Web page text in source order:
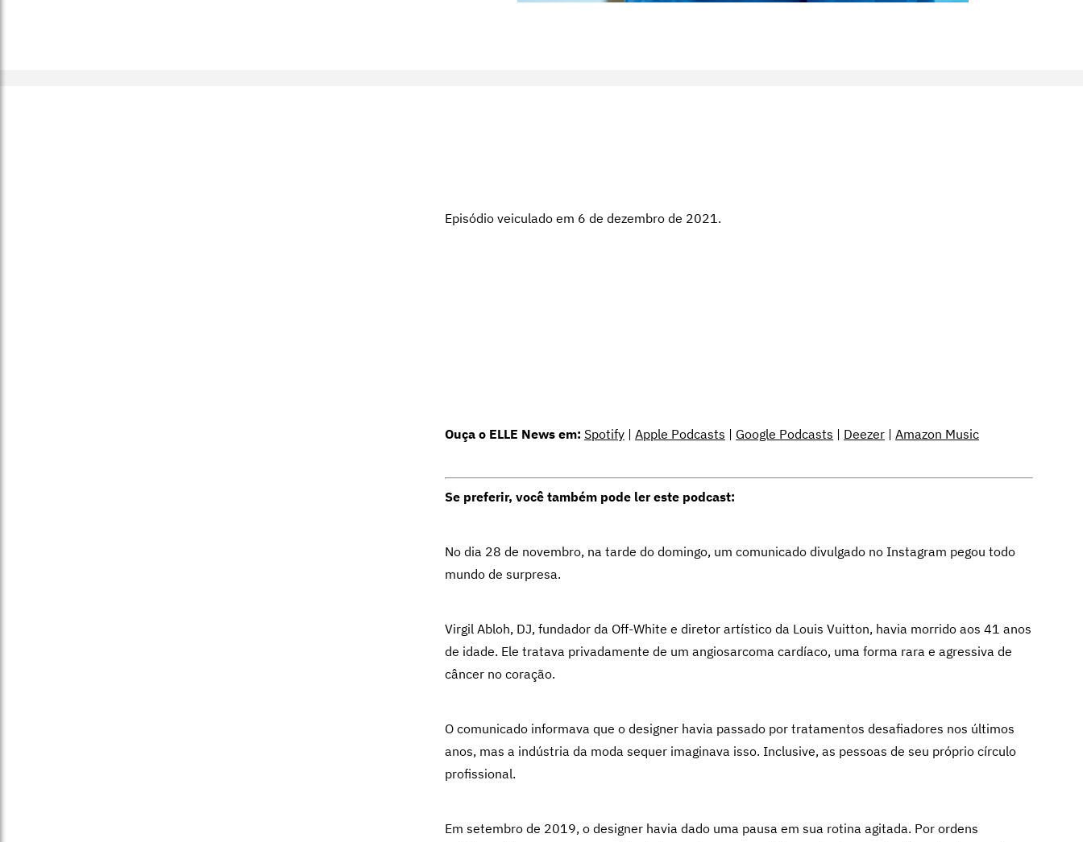
Episódio veiculado em 6 de dezembro de 2021.
Ouça o ELLE News em: Spotify | Apple Podcasts | Google Podcasts | Deezer | Amazon Music
Se preferir, você também pode ler este podcast:
No dia 28 de novembro, na tarde do domingo, um comunicado divulgado no Instagram pegou todo
mundo de surpresa.
Virgil Abloh, DJ, fundador da Off-White e diretor artístico da Louis Vuitton, havia morrido aos 41 anos
de idade. Ele tratava privadamente de um angiosarcoma cardíaco, uma forma rara e agressiva de
câncer no coração.
O comunicado informava que o designer havia passado por tratamentos desafiadores nos últimos
anos, mas a indústria da moda sequer imaginava isso. Inclusive, as pessoas de seu próprio círculo
profissional.
Em setembro de 2019, o designer havia dado uma pausa em sua rotina agitada. Por ordens